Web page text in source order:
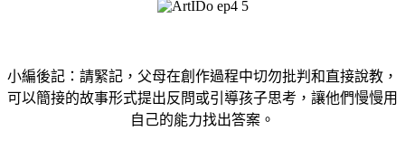
小編後記：請緊記，父母在創作過程中切勿批判和直接說教，
可以簡接的故事形式提出反問或引導孩子思考，讓他們慢慢用
自己的能力找出答案。